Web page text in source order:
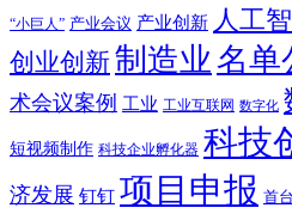
“小巨人” 产业会议 产业创新 人工
创业创新制造业 名单
术会议案例 工业 工业互联网 数字化
短视频制作 科技企业孵化器 科技
济发展 钉钉 项目申报 首